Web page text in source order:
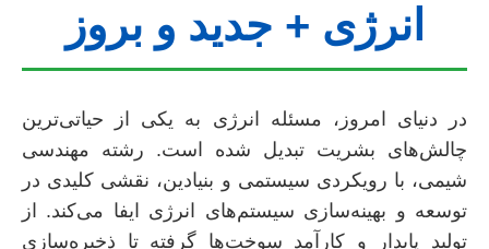
انرژی + جدید و بروز
در دنیای امروز، مسئله انرژی به یکی از حیاتی‌ترین
چالش‌های بشریت تبدیل شده است. رشته مهندسی
شیمی، با رویکردی سیستمی و بنیادین، نقشی کلیدی در
توسعه و بهینه‌سازی سیستم‌های انرژی ایفا می‌کند. از
تولید پایدار و کارآمد سوخت‌ها گرفته تا ذخیره‌سازی